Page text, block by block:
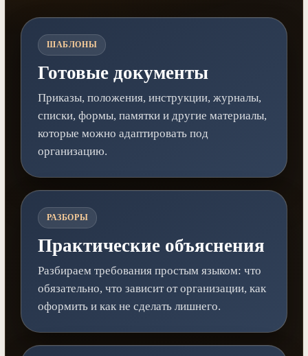
ШАБЛОНЫ
Готовые документы
Приказы, положения, инструкции, журналы,
списки, формы, памятки и другие материалы,
которые можно адаптировать под
организацию.
РАЗБОРЫ
Практические объяснения
Разбираем требования простым языком: что
обязательно, что зависит от организации, как
оформить и как не сделать лишнего.